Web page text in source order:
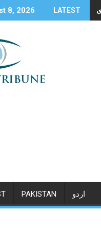
8, 2026 LATEST
PAKISTAN اردو